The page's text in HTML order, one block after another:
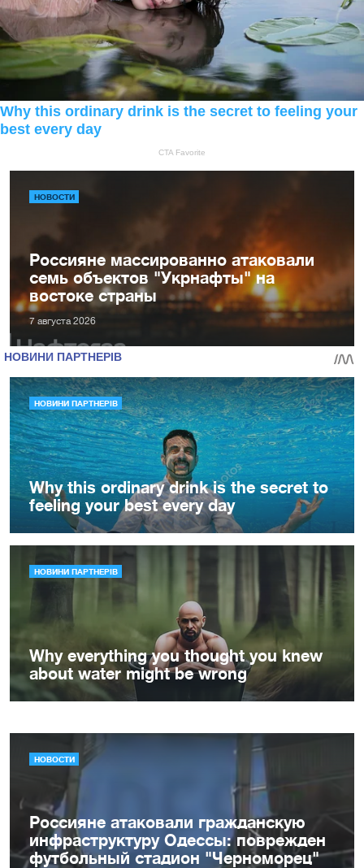
НОВОСТИ
Россияне массированно атаковали
семь объектов "Укрнафты" на
востоке страны
7 августа 2026
НОВОСТИ
Россияне атаковали гражданскую
инфраструктуру Одессы: поврежден
футбольный стадион "Черноморец"